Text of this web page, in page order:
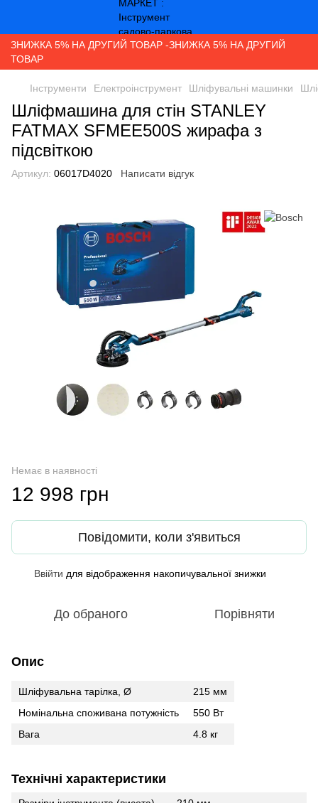
ЗНИЖКА 5% НА ДРУГИЙ ТОВАР -ЗНИЖКА 5% НА ДРУГИЙ
ТОВАР
Інструменти Електроінструмент Шліфувальні машинки
Шліфмашина для стін STANLEY
FATMAX SFMEE500S жирафа з
підсвіткою
Артикул: 06017D4020 Написати відгук
Немає в наявності
12 998 грн
Повідомити, коли з'явиться
Ввійти для відображення накопичувальної знижки
До обраного Порівняти
Опис
Шліфувальна тарілка, Ø
215 мм
Номінальна споживана потужність
550 Вт
Вага
4.8 кг
Технічні характеристики